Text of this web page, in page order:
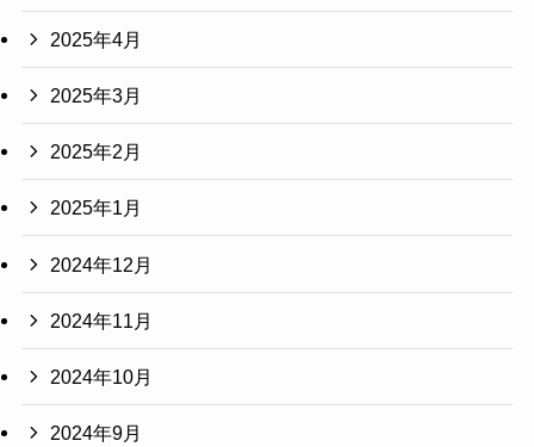
2025年4月
2025年3月
2025年2月
2025年1月
2024年12月
2024年11月
2024年10月
2024年9月